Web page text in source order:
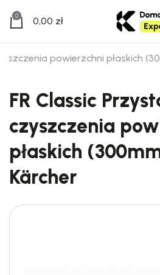
0 0,00 zł
powierzchni płaskich
FR Classic
czyszczenia
płaskich
Kärcher